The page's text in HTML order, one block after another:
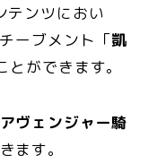
テンツにおい
ーブメント「凱
とができます。
ヴェンジャー騎
ます。